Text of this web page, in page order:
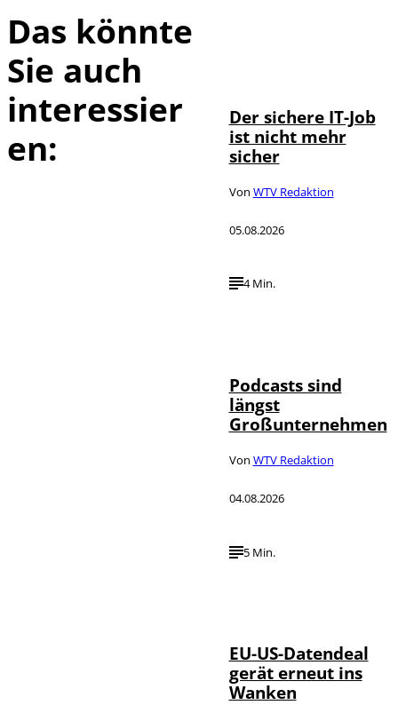
Das könnte
Sie auch
interessier
en:
Der sichere IT-Job
ist nicht mehr
sicher
Von WTV Redaktion
05.08.2026
4 Min.
Podcasts sind
längst
Großunternehmen
Von WTV Redaktion
04.08.2026
5 Min.
EU-US-Datendeal
gerät erneut ins
Wanken